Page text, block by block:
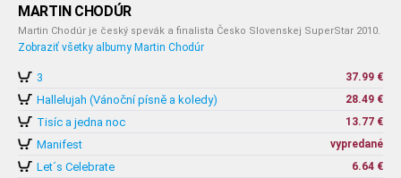
MARTIN CHODÚR
Martin Chodúr je český spevák a finalista Česko Slovenskej SuperStar 2010.
Zobraziť všetky albumy Martin Chodúr
3 37.99 €
Hallelujah (Vánoční písně a koledy) 28.49 €
Tisíc a jedna noc 13.77 €
Manifest vypredané
Let´s Celebrate 6.64 €